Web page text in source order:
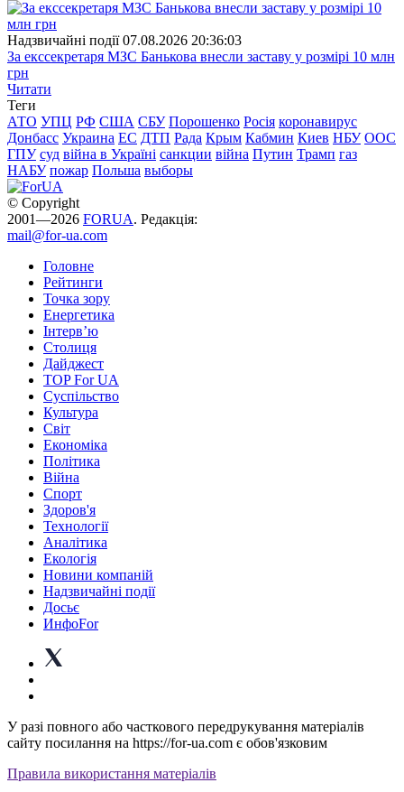
Надзвичайні події 07.08.2026 20:36:03
За екссекретаря МЗС Банькова внесли заставу у розмірі 10 млн
грн
Читати
Теги
АТО УПЦ РФ США СБУ Порошенко Росія коронавирус
Донбасс Украина ЕС ДТП Рада Крым Кабмин Киев НБУ ООС
ГПУ суд війна в Україні санкции війна Путин Трамп газ
НАБУ пожар Польша выборы
© Copyright
2001—2026 FORUA. Редакція:
mail@for-ua.com
Головне
Рейтинги
Точка зору
Енергетика
Інтерв’ю
Столиця
Дайджест
TOP For UA
Суспiльство
Культура
Світ
Економіка
Політика
Війна
Спорт
Здоров'я
Технології
Аналітика
Екологія
Новини компаній
Надзвичайні події
Досьє
ИнфоFor
У разі повного або часткового передрукування матеріалів
сайту посилання на https://for-ua.com є обов'язковим
Правила використання матеріалів